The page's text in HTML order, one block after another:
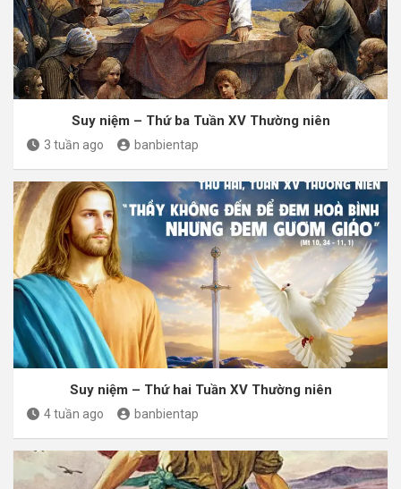
Suy niệm – Thứ ba Tuần XV Thường niên
3 tuần ago banbientap
Suy niệm – Thứ hai Tuần XV Thường niên
4 tuần ago banbientap